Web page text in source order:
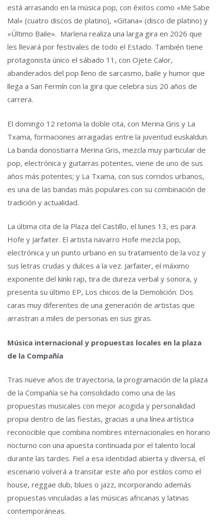
está arrasando en la música pop, con éxitos como «Me Sabe
Mal» (cuatro discos de platino), «Gitana» (disco de platino) y
«Último Baile». Marlena realiza una larga gira en 2026 que
les llevará por festivales de todo el Estado. También tiene
protagonista único el sábado 11, con Ojete Calor,
abanderados del pop lleno de sarcasmo, baile y humor que
llega a San Fermín con la gira que celebra sus 20 años de
carrera.
El domingo 12 retoma la doble cita, con Merina Gris y La
Txama, formaciones arraigadas entre la juventud euskaldun.
La banda donostiarra Merina Gris, mezcla muy particular de
pop, electrónica y guitarras potentes, viene de uno de sus
años más potentes; y La Txama, con sus corridos urbanos,
es una de las bandas más populares con su combinación de
tradición y actualidad.
La última cita de la Plaza del Castillo, el lunes 13, es para
Hofe y Jarfaiter. El artista navarro Hofe mezcla pop,
electrónica y un punto urbano en su tratamiento de la voz y
sus letras crudas y dulces a la vez. Jarfaiter, el máximo
exponente del kinki rap, tira de dureza verbal y sonora, y
presenta su último EP, Los chicos de la Demolición. Dos
caras muy diferentes de una generación de artistas que
arrastran a miles de personas en sus giras.
Música internacional y propuestas locales en la plaza
de la Compañía
Tras nueve años de trayectoria, la programación de la plaza
de la Compañía se ha consolidado como una de las
propuestas musicales con mejor acogida y personalidad
propia dentro de las fiestas, gracias a una línea artística
reconocible que combina nombres internacionales en horario
nocturno con una apuesta continuada por el talento local
durante las tardes. Fiel a esa identidad abierta y diversa, el
escenario volverá a transitar este año por estilos como el
house, reggae dub, blues o jazz, incorporando además
propuestas vinculadas a las músicas africanas y latinas
contemporáneas.